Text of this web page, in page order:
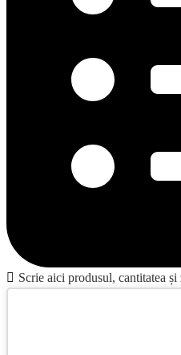
Scrie aici produsul, cantitatea